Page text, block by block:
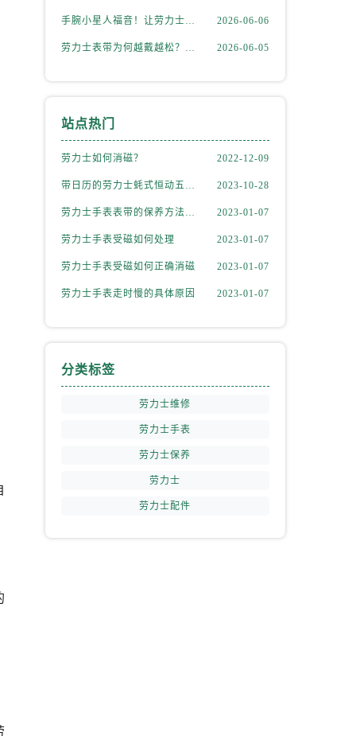
手腕小星人福音！让劳力士表带完美贴合的妙招 2026-06-06
劳力士表带为何越戴越松？资深修表师这样说 2026-06-05
站点热门
劳力士如何消磁？ 2022-12-09
带日历的劳力士蚝式恒动五位数型号 2023-10-28
劳力士手表表带的保养方法有哪些？ 2023-01-07
劳力士手表受磁如何处理 2023-01-07
劳力士手表受磁如何正确消磁 2023-01-07
劳力士手表走时慢的具体原因 2023-01-07
分类标签
劳力士维修
劳力士手表
劳力士保养
劳力士
劳力士配件